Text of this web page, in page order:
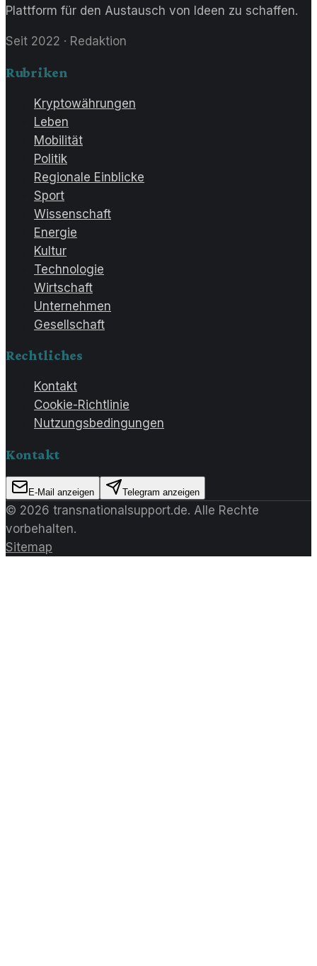
Plattform für den Austausch von Ideen zu schaffen.
Seit 2022 · Redaktion
Rubriken
Kryptowährungen
Leben
Mobilität
Politik
Regionale Einblicke
Sport
Wissenschaft
Energie
Kultur
Technologie
Wirtschaft
Unternehmen
Gesellschaft
Rechtliches
Kontakt
Cookie-Richtlinie
Nutzungsbedingungen
Kontakt
E-Mail anzeigen Telegram anzeigen
© 2026 transnationalsupport.de. Alle Rechte
vorbehalten.
Sitemap